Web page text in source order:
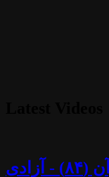
تلاوت آیاتی از منجلاب قرآن (۸۴) - آزادی